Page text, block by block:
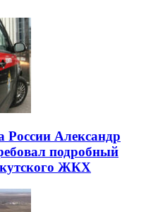
России Александр
подробный
ЖКХ